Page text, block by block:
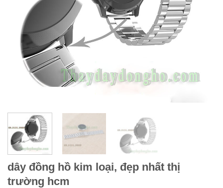
dây đồng hồ kim loại, đẹp nhất thị
trường hcm